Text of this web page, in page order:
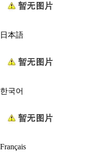
日本語
한국어
Français